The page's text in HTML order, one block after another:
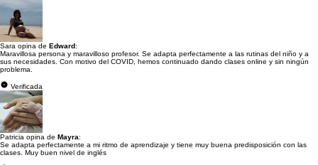
Sara opina de Edward:
Maravillosa persona y maravilloso profesor. Se adapta perfectamente a las rutinas del niño y a
sus necesidades. Con motivo del COVID, hemos continuado dando clases online y sin ningún
problema.
Verificada
Patricia opina de Mayra:
Se adapta perfectamente a mi ritmo de aprendizaje y tiene muy buena predisposición con las
clases. Muy buen nivel de inglés